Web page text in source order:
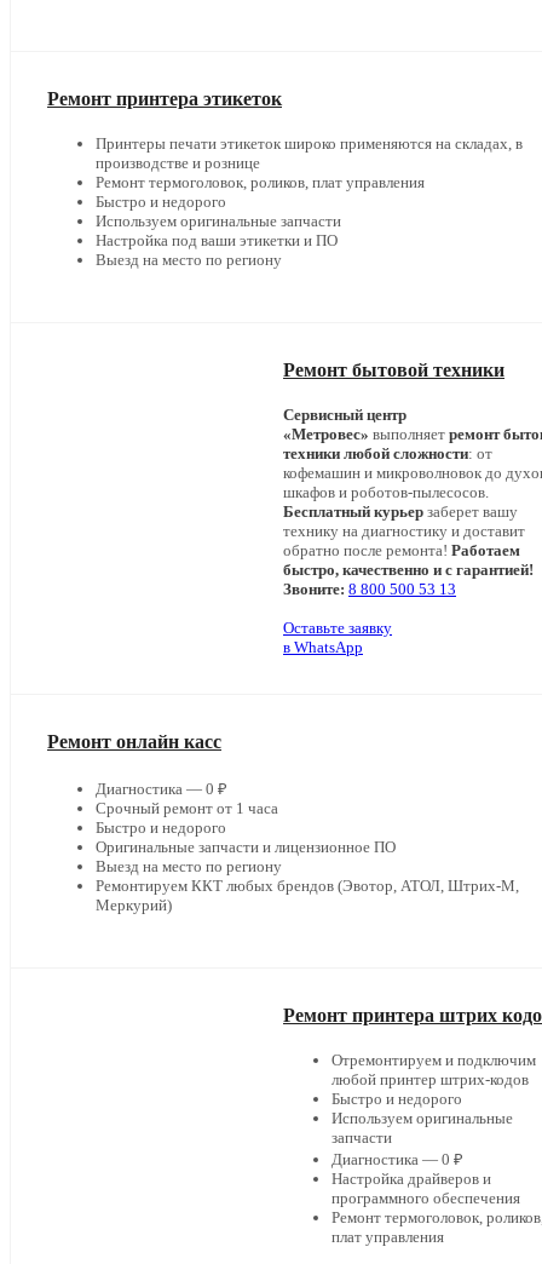
Ремонт принтера этикеток
Принтеры печати этикеток широко применяются на складах, в
производстве и рознице
Ремонт термоголовок, роликов, плат управления
Быстро и недорого
Используем оригинальные запчасти
Настройка под ваши этикетки и ПО
Выезд на место по региону
Ремонт бытовой техники
Сервисный центр
«Метровес» выполняет ремонт
техники любой сложности: от
кофемашин и микроволновок до
шкафов и роботов-пылесосов.
Бесплатный курьер заберет вашу
технику на диагностику и доставит
обратно после ремонта! Работаем
быстро, качественно и с гарантией!
Звоните: 8 800 500 53 13
Оставьте заявку
в WhatsApp
Ремонт онлайн касс
Диагностика — 0 ₽
Срочный ремонт от 1 часа
Быстро и недорого
Оригинальные запчасти и лицензионное ПО
Выезд на место по региону
Ремонтируем ККТ любых брендов (Эвотор, АТОЛ, Штрих-М,
Меркурий)
Ремонт принтера штрих
Отремонтируем и подключим
любой принтер штрих-кодов
Быстро и недорого
Используем оригинальные
запчасти
Диагностика — 0 ₽
Настройка драйверов и
программного обеспечения
Ремонт термоголовок,
плат управления